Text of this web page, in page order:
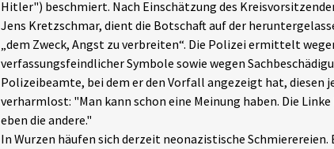
Hitler") beschmiert. Nach Einschätzung des
Jens Kretzschmar, dient die Botschaft auf der
„dem Zweck, Angst zu verbreiten“. Die Polizei ermittelt
verfassungsfeindlicher Symbole sowie wegen
Polizeibeamte, bei dem er den Vorfall angezeigt hat, diesen
verharmlost: "Man kann schon eine Meinung haben. Die
eben die andere."
In Wurzen häufen sich derzeit neonazistische Schmierereien.